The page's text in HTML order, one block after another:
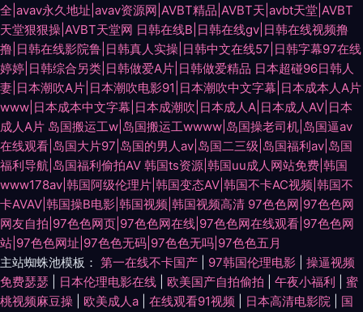
全|avav永久地址|avav资源网|AVBT精品|AVBT天|avbt天堂|AVBT
天堂狠狠操|AVBT天堂网 日韩在线B|日韩在线gv|日韩在线视频撸
撸|日韩在线影院鲁|日韩真人实操|日韩中文在线57|日韩字幕97在线
婷婷|日韩综合另类|日韩做爱A片|日韩做爱精品 日本超碰96日韩人
妻|日本潮吹A片|日本潮吹电影91|日本潮吹中文字幕|日本成本人A片
www|日本成本中文字幕|日本成潮吹|日本成人A|日本成人AV|日本
成人A片 岛国搬运工w|岛国搬运工wwww|岛国操老司机|岛国逼av
在线观看|岛国大片97|岛国的男人av|岛国二三级|岛国福利av|岛国
福利导航|岛国福利偷拍AV 韩国ts资源|韩国uu成人网站免费|韩国
www178av|韩国阿级伦理片|韩国变态AV|韩国不卡AC视频|韩国不
卡AVAV|韩国操B电影|韩国视频|韩国视频高清 97色色网|97色色网
网友自拍|97色色网页|97色色网在线|97色色网在线观看|97色色网
站|97色色网址|97色色无码|97色色无吗|97色色五月
主站蜘蛛池模板： 第一在线不卡国产 97韩国伦理电影
操逼视频
免费瑟瑟
日本伦理电影在线 欧美国产自拍偷拍 午夜小福利
蜜
桃视频麻豆操
欧美成人a 在线观看91视频 日本高清电影院 国